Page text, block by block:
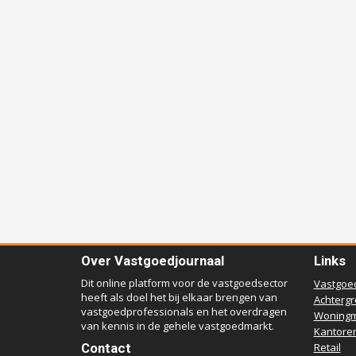
Over Vastgoedjournaal
Dit online platform voor de vastgoedsector
heeft als doel het bij elkaar brengen van
vastgoedprofessionals en het overdragen
van kennis in de gehele vastgoedmarkt.
Contact
Links
Retail